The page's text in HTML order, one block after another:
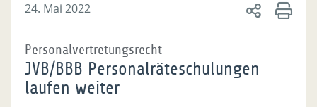
24. Mai 2022
Personalvertretungsrecht
JVB/BBB Personalräteschulungen
laufen weiter